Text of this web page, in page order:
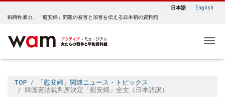
日本語
English
戦時性暴力、「慰安婦」問題の被害と加害を伝える日本初の資料館
TOP
「慰安婦」関連ニュース・トピックス
韓国憲法裁判所決定「慰安婦」全文（日本語訳）